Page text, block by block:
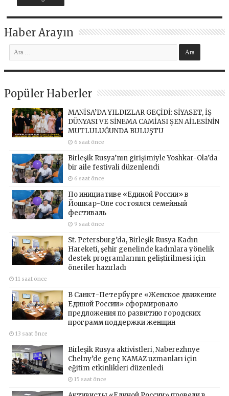
Haber Arayın
Popüler Haberler
MANİSA’DA YILDIZLAR GEÇİDİ: SİYASET, İŞ
DÜNYASI VE SİNEMA CAMİASI ŞEN AİLESİNİN
MUTLULUĞUNDA BULUŞTU
6 saat önce
Birleşik Rusya’nın girişimiyle Yoshkar-Ola’da
bir aile festivali düzenlendi
6 saat önce
По инициативе «Единой России» в
Йошкар-Оле состоялся семейный
фестиваль
9 saat önce
St. Petersburg’da, Birleşik Rusya Kadın
Hareketi, şehir genelinde kadınlara yönelik
destek programlarının geliştirilmesi için
öneriler hazırladı
11 saat önce
В Санкт-Петербурге «Женское движение
Единой России» сформировало
предложения по развитию городских
программ поддержки женщин
13 saat önce
Birleşik Rusya aktivistleri, Naberezhnye
Chelny’de genç KAMAZ uzmanları için
eğitim etkinlikleri düzenledi
15 saat önce